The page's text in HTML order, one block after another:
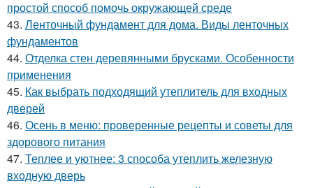
простой способ помочь окружающей среде
43. Ленточный фундамент для дома. Виды ленточных
фундаментов
44. Отделка стен деревянными брусками. Особенности
применения
45. Как выбрать подходящий утеплитель для входных
дверей
46. Осень в меню: проверенные рецепты и советы для
здорового питания
47. Теплее и уютнее: 3 способа утеплить железную
входную дверь